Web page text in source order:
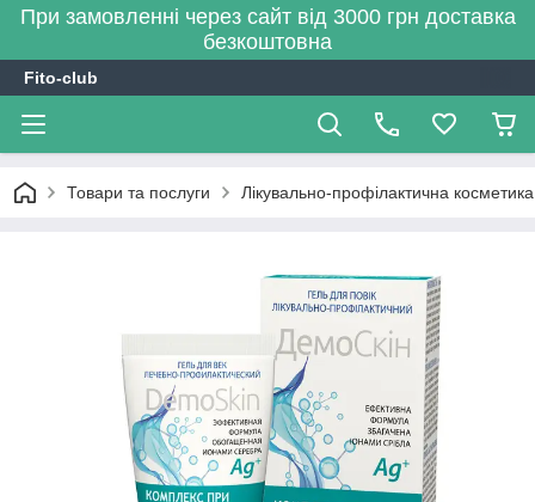
При замовленні через сайт від 3000 грн доставка
безкоштовна
Fito-club
Товари та послуги Лікувально-профілактична косметика